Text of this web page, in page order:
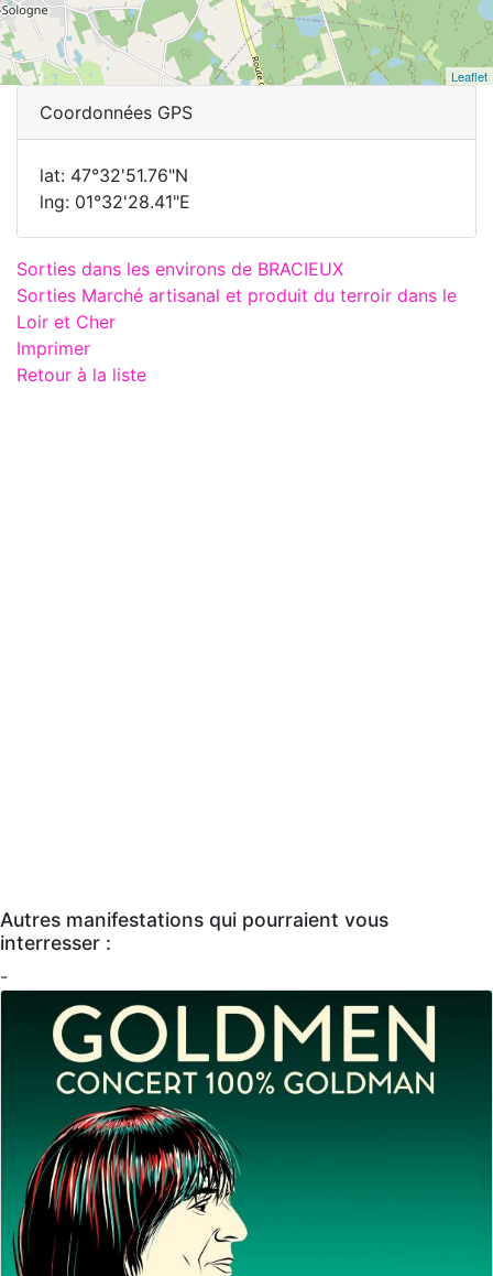
Leaflet
Coordonnées GPS
lat: 47°32'51.76"N
lng: 01°32'28.41"E
Sorties dans les environs de BRACIEUX
Sorties Marché artisanal et produit du terroir dans le
Loir et Cher
Imprimer
Retour à la liste
Autres manifestations qui pourraient vous
interresser :
-